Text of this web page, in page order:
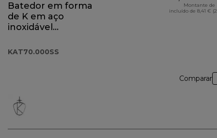
Batedor em forma
de K em aço
inoxidável
KAT70.000SS
Montante de
incluído de 8,41 €
Comparar